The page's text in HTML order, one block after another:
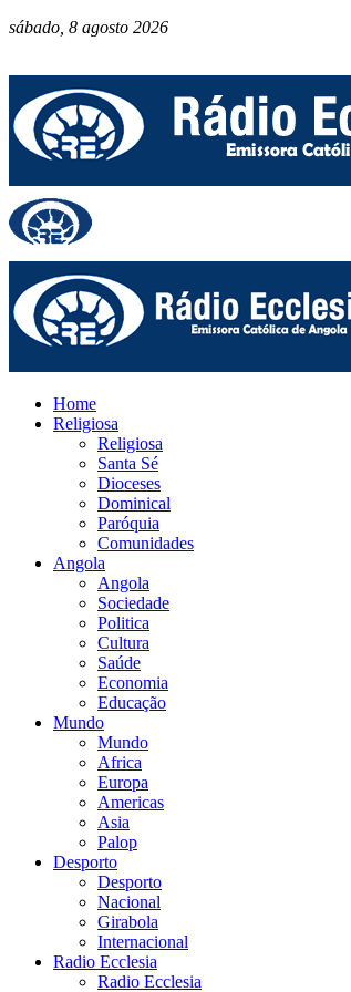
sábado, 8 agosto 2026
Home
Religiosa
Religiosa
Santa Sé
Dioceses
Dominical
Paróquia
Comunidades
Angola
Angola
Sociedade
Politica
Cultura
Saúde
Economia
Educação
Mundo
Mundo
Africa
Europa
Americas
Asia
Palop
Desporto
Desporto
Nacional
Girabola
Internacional
Radio Ecclesia
Radio Ecclesia